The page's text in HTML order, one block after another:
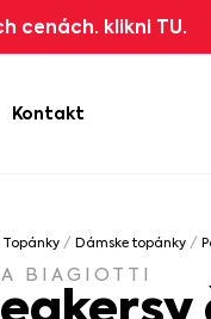
cenách. klikni TU.
Kontakt
Topánky /Dámske topánky /
BIAGIOTTI